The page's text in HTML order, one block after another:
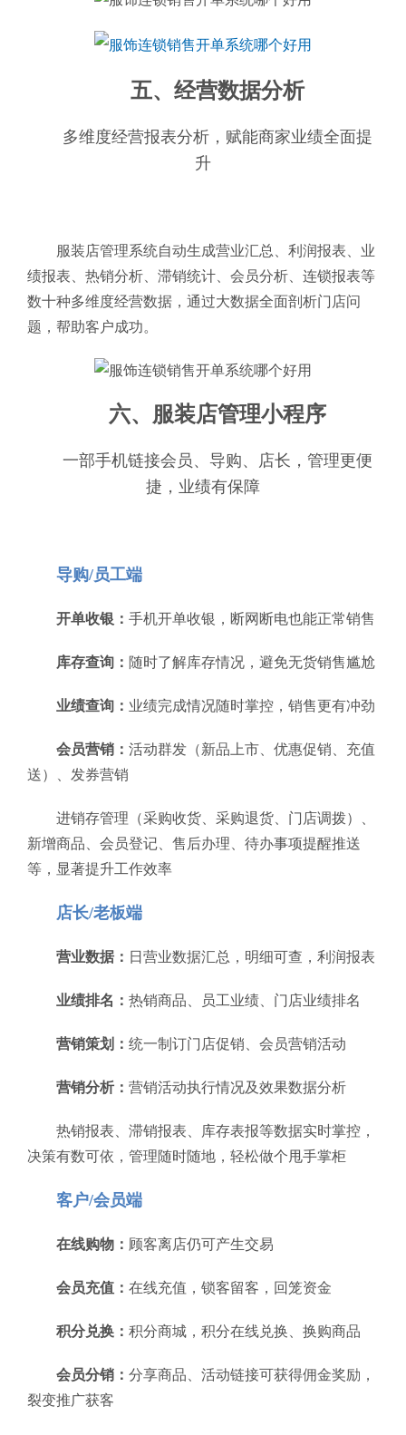
五、经营数据分析
多维度经营报表分析，赋能商家业绩全面提
升
服装店管理系统自动生成营业汇总、利润报表、业
绩报表、热销分析、滞销统计、会员分析、连锁报表等
数十种多维度经营数据，通过大数据全面剖析门店问
题，帮助客户成功。
六、服装店管理小程序
一部手机链接会员、导购、店长，管理更便
捷，业绩有保障
导购/员工端
开单收银： 手机开单收银，断网断电也能正常销售
库存查询： 随时了解库存情况，避免无货销售尴尬
业绩查询： 业绩完成情况随时掌控，销售更有冲劲
会员营销： 活动群发（新品上市、优惠促销、充值
送）、发券营销
进销存管理（采购收货、采购退货、门店调拨）、
新增商品、会员登记、售后办理、待办事项提醒推送
等，显著提升工作效率
店长/老板端
营业数据： 日营业数据汇总，明细可查，利润报表
业绩排名： 热销商品、员工业绩、门店业绩排名
营销策划： 统一制订门店促销、会员营销活动
营销分析： 营销活动执行情况及效果数据分析
热销报表、滞销报表、库存表报等数据实时掌控，
决策有数可依，管理随时随地，轻松做个甩手掌柜
客户/会员端
在线购物： 顾客离店仍可产生交易
会员充值： 在线充值，锁客留客，回笼资金
积分兑换： 积分商城，积分在线兑换、换购商品
会员分销： 分享商品、活动链接可获得佣金奖励，
裂变推广获客